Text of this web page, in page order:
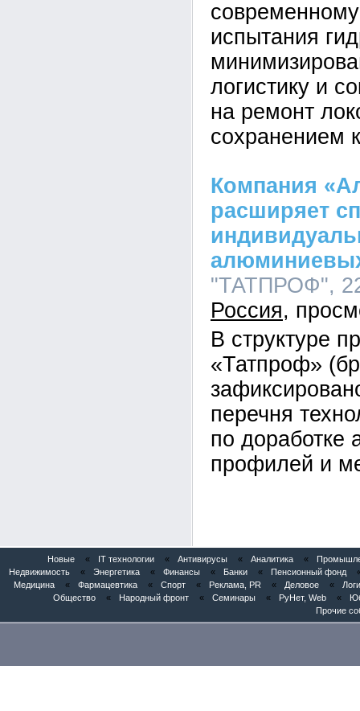
испытания
логистику и
на ремонт
сохранением
Компания
расширяет
"ТАТПРОФ",
Россия
В структуре
«Татпроф»
перечня
по доработке
профилей и
Новые « IT технологии « Антивирусы « Аналитика «
Недвижимость
« Энергетика « Финансы « Банки « Пенсионный фонд
Медицина
« Фармацевтика « Спорт « Реклама, PR « Деловое «
Общество
« Народный фронт « Семинары « РуНет, Web «
Прочие